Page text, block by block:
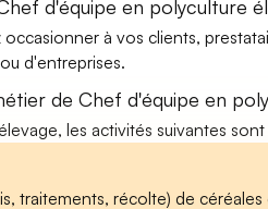
d'équipe en polyculture
à vos clients,
d'entreprises.
de Chef d'équipe en
les activités suivantes
traitements, récolte) de céréales